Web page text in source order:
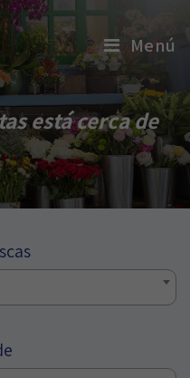
Menú
está cerca de